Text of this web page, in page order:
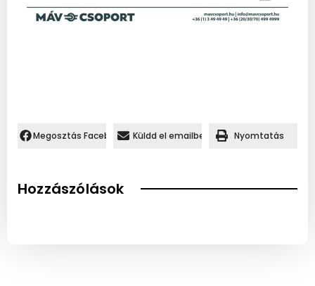
Megosztás Facebookon.Küldd el emailben Nyomtatás
Hozzászólások